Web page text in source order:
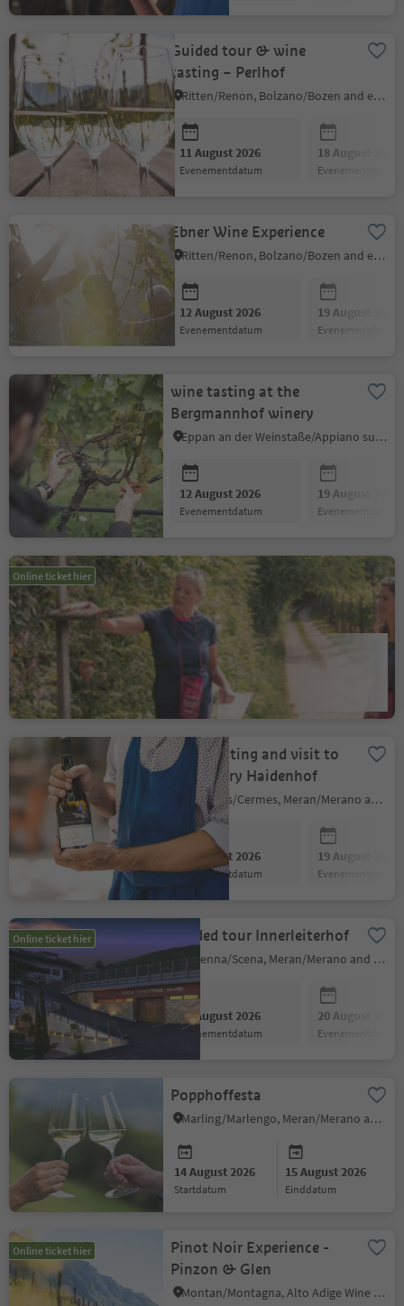
Guided tour & wine
tasting – Perlhof
Ritten/Renon, Bolzano/Bozen and environs
11 August 2026
evenementdatum
18 August 2026
evenementdatum
Ebner Wine Experience
Ritten/Renon, Bolzano/Bozen and environs
12 August 2026
evenementdatum
19 August 2026
evenementdatum
wine tasting at the
Bergmannhof winery
Eppan an der Weinstaße/Appiano sulla Strada del Vino, Alto Adige Wine Road
12 August 2026
evenementdatum
19 August 2026
evenementdatum
Online ticket hier
Guided tour of the
Kurtatsch Infomative
Wine Trail
12 August 2026
evenementdatum evenementdatum
Wine tasting and visit to
the winery Haidenhof
Tscherms/Cermes, Meran/Merano and environs
12 August 2026
evenementdatum
19 August 2026
evenementdatum
Online ticket hier Guided tour Innerleiterhof
Schenna/Scena, Meran/Merano and environs
13 August 2026
evenementdatum
20 August 2026
evenementdatum
Popphoffesta
Marling/Marlengo, Meran/Merano and environs
14 August 2026
startdatum
15 August 2026
einddatum
Online ticket hier
Pinot Noir Experience -
Pinzon & Glen
Montan/Montagna, Alto Adige Wine Road